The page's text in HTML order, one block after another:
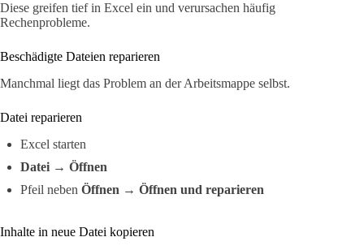
Diese greifen tief in Excel ein und verursachen häufig
Rechenprobleme.
Beschädigte Dateien reparieren
Manchmal liegt das Problem an der Arbeitsmappe selbst.
Datei reparieren
Excel starten
Datei → Öffnen
Pfeil neben Öffnen → Öffnen und reparieren
Inhalte in neue Datei kopieren